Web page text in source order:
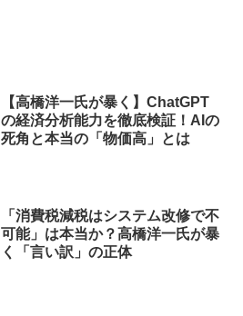
【高橋洋一氏が暴く】ChatGPT
の経済分析能力を徹底検証！AIの
死角と本当の「物価高」とは
「消費税減税はシステム改修で不
可能」は本当か？高橋洋一氏が暴
く「言い訳」の正体